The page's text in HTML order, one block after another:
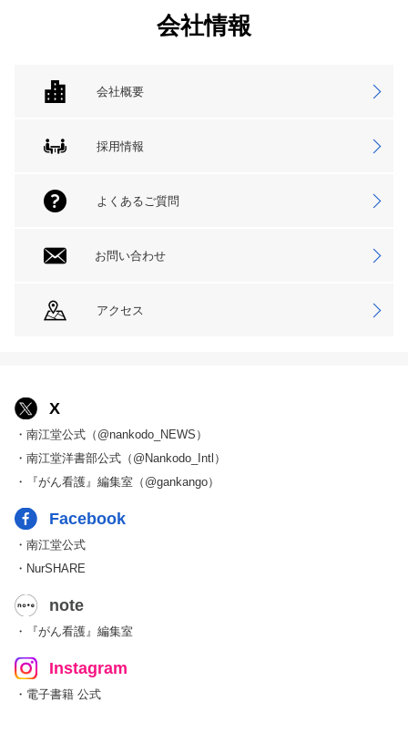
会社情報
会社概要
採用情報
よくあるご質問
お問い合わせ
アクセス
X
・南江堂公式（@nankodo_NEWS）
・南江堂洋書部公式（@Nankodo_Intl）
・『がん看護』編集室（@gankango）
Facebook
・南江堂公式
・NurSHARE
note
・『がん看護』編集室
Instagram
・電子書籍 公式